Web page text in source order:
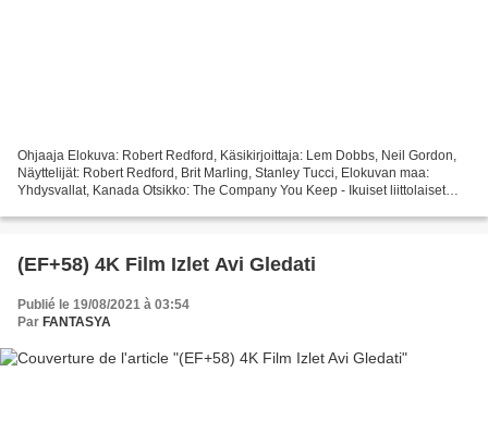
Ohjaaja Elokuva: Robert Redford, Käsikirjoittaja: Lem Dobbs, Neil Gordon,
Näyttelijät: Robert Redford, Brit Marling, Stanley Tucci, Elokuvan maa:
Yhdysvallat, Kanada Otsikko: The Company You Keep - Ikuiset liittolaiset
(EF+58) 4K Film Izlet Avi Gledati
Publié le 19/08/2021 à 03:54
Par FANTASYA